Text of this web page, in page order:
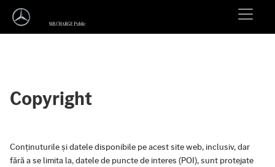
Copyright
Conținuturile și datele disponibile pe acest site web, inclusiv, dar
fără a se limita la, datele de puncte de interes (POI), sunt protejate